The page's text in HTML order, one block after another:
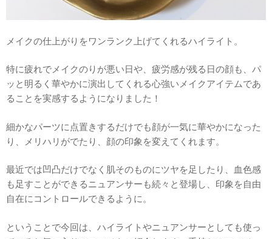
メイクの仕上がりをワンランク上げてくれるハイライト。
特に疲れでメイクのりが悪い日や、疲労感が残る日の顔も、パ
ッと明るく華やかに演出してくれる心強いメイクアイテムであ
ることを実感するようになりました！
細かなパーツに点置きするだけでも顔が一気に華やかになった
り、メリハリがでたり、顔の印象を変えてくれます。
最近では凹凸だけでなく肌そのものにツヤを足したり、血色感
も足すことができるニュアンサーも続々と登場し、印象を自由
自在にコントロールできるように。
ということで今回は、ハイライトやニュアンサーとしても使っ